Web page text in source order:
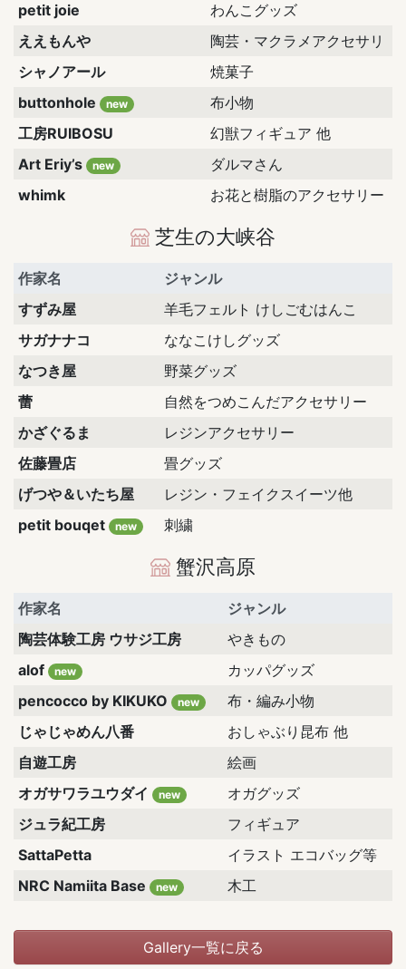
petit joie
わんこグッズ
ええもんや
陶芸・マクラメアクセサリ
シャノアール
焼菓子
buttonhole
new
布小物
工房RUIBOSU
幻獣フィギュア 他
Art Eriy’s
new
ダルマさん
whimk
お花と樹脂のアクセサリー
芝生の大峡谷
作家名
ジャンル
すずみ屋
羊毛フェルト けしごむはんこ
サガナナコ
ななこけしグッズ
なつき屋
野菜グッズ
蕾
自然をつめこんだアクセサリー
かざぐるま
レジンアクセサリー
佐藤畳店
畳グッズ
げつや＆いたち屋
レジン・フェイクスイーツ他
petit bouqet
new 刺繍
蟹沢高原
作家名
ジャンル
陶芸体験工房 ウサジ工房
やきもの
alof
new
カッパグッズ
pencocco by KIKUKO
new
布・編み小物
じゃじゃめん八番
おしゃぶり昆布 他
自遊工房
絵画
オガサワラユウダイ
new
オガグッズ
ジュラ紀工房
フィギュア
SattaPetta
イラスト エコバッグ等
NRC Namiita Base
new 木工
Gallery一覧に戻る